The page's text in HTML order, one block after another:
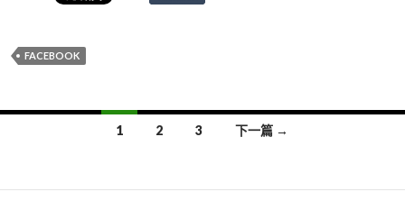
FACEBOOK
章
1 2 3 下一篇 →